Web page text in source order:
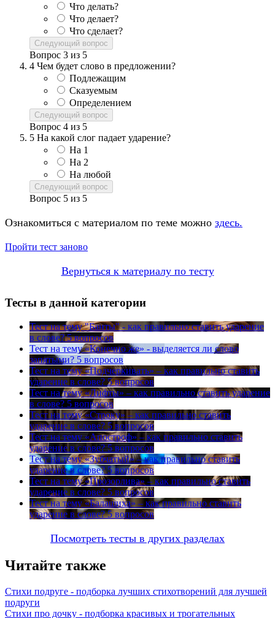
Что делать?
Что делает?
Что сделает?
Следующий вопрос
Вопрос 3 из 5
4 Чем будет слово в предложении?
Подлежащим
Сказуемым
Определением
Следующий вопрос
Вопрос 4 из 5
5 На какой слог падает ударение?
На 1
На 2
На любой
Следующий вопрос
Вопрос 5 из 5
Ознакомиться с материалом по теме можно здесь.
Пройти тест заново
Вернуться к материалу по тесту
Тесты в данной категории
Тест на тему "Банты" - как правильно ставить ударение
в слове? 5 вопросов
Тест на тему «Конечно же» - выделяется ли слово
запятыми? 5 вопросов
Тест на тему «Подчеркивать» – как правильно ставить
ударение в слове? 5 вопросов
Тест на тему «Лифты» – как правильно ставить ударение
в слове? 5 вопросов
Тест на тему «Строку» – как правильно ставить
ударение в слове? 5 вопросов
Тест на тему «Апостроф» – как правильно ставить
ударение в слове? 5 вопросов
Тест на тему «Зубчатый» – как правильно ставить
ударение в слове? 5 вопросов
Тест на тему «Прозорлива» – как правильно ставить
ударение в слове? 5 вопросов
Тест на тему «Балашиха» – как правильно ставить
ударение в слове? 5 вопросов
Посмотреть тесты в других разделах
Читайте также
Стихи подруге - подборка лучших стихотворений для лучшей
подруги
Стихи про дочку - подборка красивых и трогательных